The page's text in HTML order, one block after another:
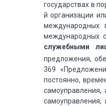
государствах в
й организации
международных
международных
служебными
предложения,
369
постоянно,
самоуправления,